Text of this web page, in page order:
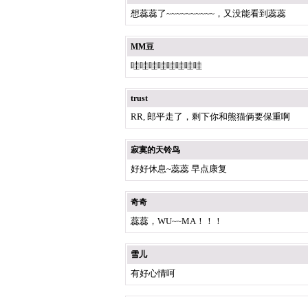
想蕊蕊了~~~~~~~~~~，又没能看到蕊蕊
MM豆
哇哇哇哇哇哇哇哇
trust
RR, 郎平走了，剩下你和熊猫俩要保重啊
寂寞的天铃鸟
好好休息~蕊蕊 早点康复
奇奇
蕊蕊，WU~~MA！！！
雪儿
有好心情呵